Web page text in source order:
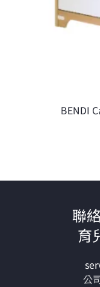
BENDI
聯
育
公